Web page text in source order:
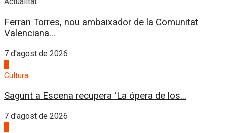
Ferran Torres, nou ambaixador de la Comunitat
Valenciana...
7 d'agost de 2026
Cultura
Sagunt a Escena recupera ‘La ópera de los...
7 d'agost de 2026